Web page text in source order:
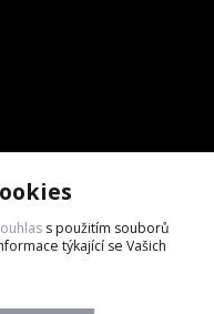
s použitím souborů
týkající se Vašich